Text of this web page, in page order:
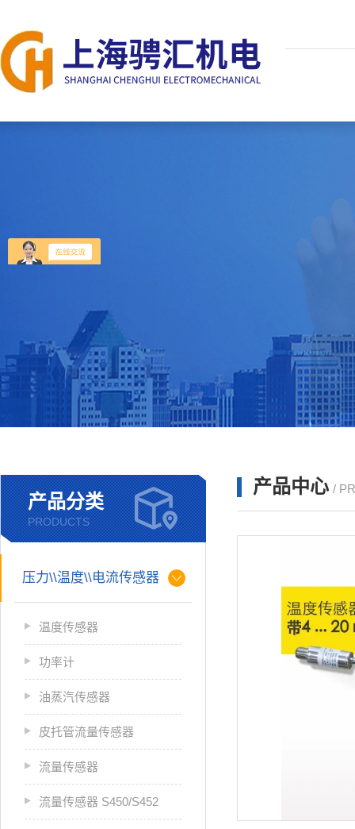
产品分类
PRODUCTS
压力\\温度\\电流传感器
温度传感器
功率计
油蒸汽传感器
皮托管流量传感器
流量传感器
流量传感器 S450/S452
产品中心 /